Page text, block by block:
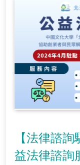
【法律諮
益法律諮詢